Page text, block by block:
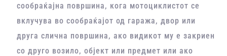
сообраќајна површина, кога мотоциклистот се
вклучува во сообраќајот од гаража, двор или
друга слична површина, ако видикот му е закриен
со друго возило, објект или предмет или ако